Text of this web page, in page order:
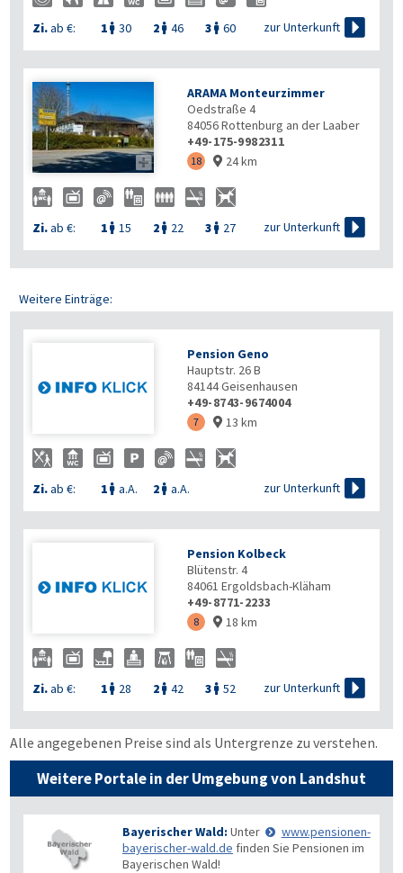
Zi.ab €: 1  30 2  46 3  60 zur Unterkunft 

ARAMA Monteurzimmer
Oedstraße 4
84056Rottenburg an der Laaber
+49-175-9982311
18  24 km
Zi.ab €: 1  15 2  22 3  27 zur Unterkunft 
Weitere Einträge:
Pension Geno
Hauptstr. 26 B
84144Geisenhausen
+49-8743-9674004
7  13 km
Zi.ab €: 1  a.A. 2  a.A. zur Unterkunft 
Pension Kolbeck
Blütenstr. 4
84061 Ergoldsbach-Kläham
+49-8771-2233
8  18 km
Zi.ab €: 1  28 2  42 3  52 zur Unterkunft 
Alle angegebenen Preise sind als Untergrenze zu verstehen.
Weitere Portale in der Umgebung von Landshut
Bayerischer Wald: Unter
www.pensionen-
bayerischer-wald.de finden Sie Pensionen im
Bayerischen Wald!